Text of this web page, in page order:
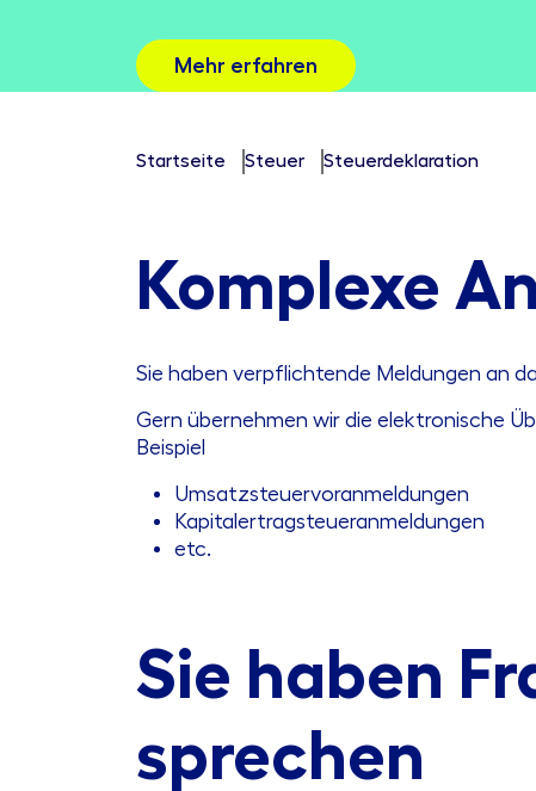
Mehr erfahren
Startseite Steuer Steuerdeklaration
Komplexe
Sie haben verpflichtende Meldungen an
Gern übernehmen wir die elektronische
Beispiel
Umsatzsteuervoranmeldungen
Kapitalertragsteueranmeldungen
etc.
Sie haben
sprechen